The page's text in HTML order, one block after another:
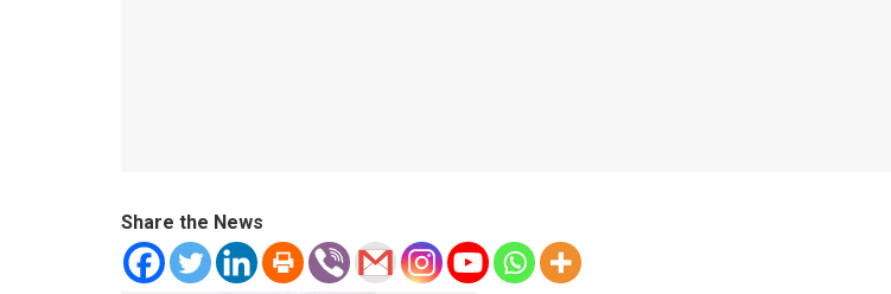
Share the News